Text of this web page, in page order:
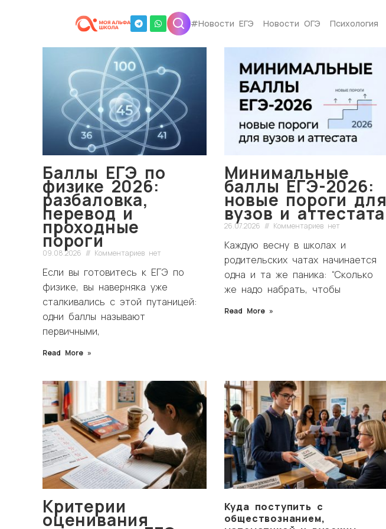
#Новости ЕГЭ Новости ОГЭ Психология
Баллы ЕГЭ по
физике 2026:
разбаловка,
перевод и
проходные
пороги
09.08.2026 Комментариев нет
Если вы готовитесь к ЕГЭ по
физике, вы наверняка уже
сталкивались с этой путаницей:
одни баллы называют
первичными,
Read More »
Минимальные
баллы ЕГЭ-2026:
новые пороги для
вузов и аттестата
26.07.2026 Комментариев нет
Каждую весну в школах и
родительских чатах начинается
одна и та же паника: “Сколько
же надо набрать, чтобы
Read More »
Критерии
оценивания
Куда поступить с
обществознанием,